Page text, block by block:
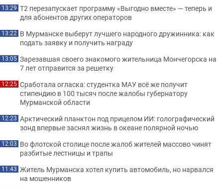
13:29 Т2 перезапускает программу «Выгодно вместе» — теперь и
для абонентов других операторов
13:22 В Мурманске выберут лучшего народного дружинника: как
подать заявку и получить награду
13:05 Зарезавшая своего знакомого жительница Мончегорска на
7 лет отправится за решетку
12:25 Сработала огласка: студентка МАУ всё же получит
стипендию в 100 тысяч после жалобы губернатору
Мурманской области
12:23 Арктический планктон под прицелом ИИ: голографический
зонд впервые заснял жизнь в океане полярной ночью
12:03 Во флотской столице после жалоб жителей массово чинят
разбитые лестницы и трапы
11:43 Житель Мурманска хотел купить автомобиль, но нарвался
на мошенников